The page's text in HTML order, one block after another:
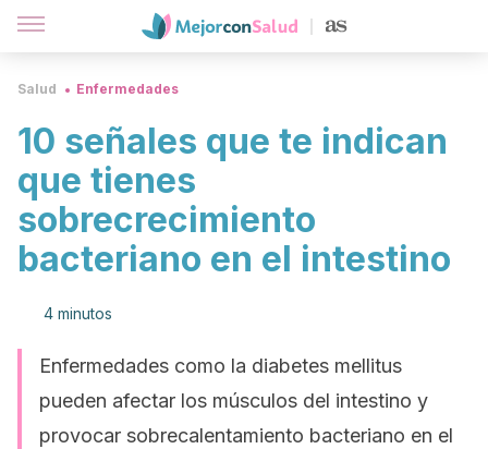
Salud Enfermedades
10 señales que te indican
que tienes
sobrecrecimiento
bacteriano en el intestino
4 minutos
Enfermedades como la diabetes mellitus
pueden afectar los músculos del intestino y
provocar sobrecalentamiento bacteriano en el